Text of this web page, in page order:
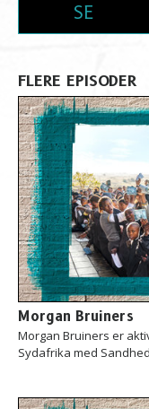
SE
FLERE EPISODER
Morgan Bruiners
Morgan Bruiners er
Sydafrika med